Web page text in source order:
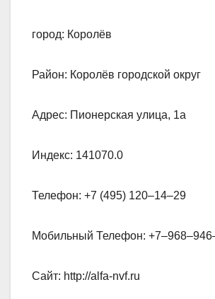
город: Королёв
Район: Королёв городской округ
Адрес: Пионерская улица, 1а
Индекс: 141070.0
Телефон: +7 (495) 120‒14‒29
Мобильный Телефон:
Сайт: http://alfa-nvf.ru